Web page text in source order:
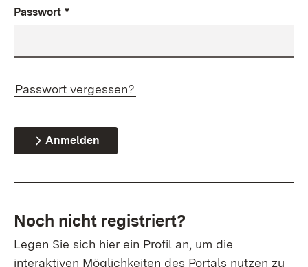
Passwort *
Passwort vergessen?
Anmelden
Noch nicht registriert?
Legen Sie sich hier ein Profil an, um die
interaktiven Möglichkeiten des Portals nutzen zu